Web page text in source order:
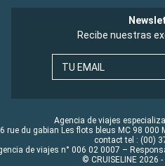
Recibe nuestras
TU EMAIL
Agencia de viajes
rue du gabian Les flots bleus MC 98 000
contact tel : (00)
de viajes n° 006 02 0007 –
© CRUISELINE 2026